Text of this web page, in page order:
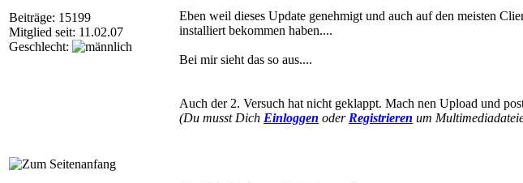
Beiträge: 15199
Mitglied seit: 11.02.07
Geschlecht:
Eben weil dieses Update genehmigt und auch auf den meisten
installiert bekommen haben....
Bei mir sieht das so aus....
Auch der 2. Versuch hat nicht geklappt. Mach nen Upload und
(Du musst Dich Einloggen oder Registrieren um